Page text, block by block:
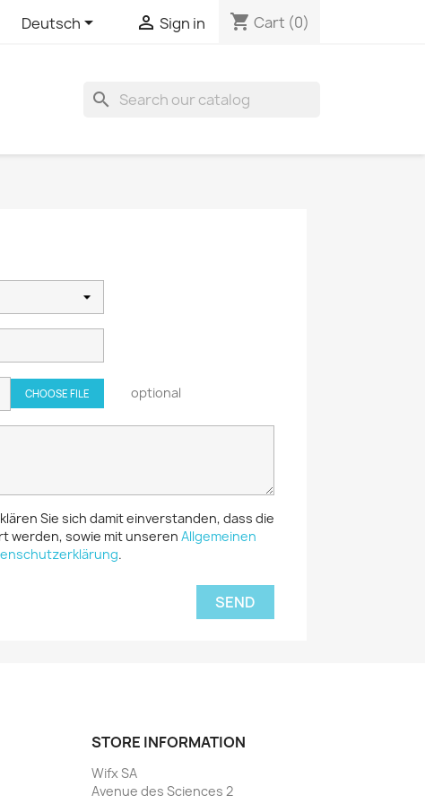
Deutsch  Sign in shopping_cart Cart (0)
search
CHOOSE FILE optional
Sie sich damit einverstanden, dass die
werden, sowie mit unseren Allgemeinen
.
STORE INFORMATION
Wifx SA
Avenue des Sciences 2